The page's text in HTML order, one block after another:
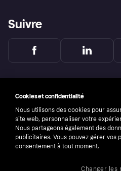
Suivre
Cookies et confidentialité
Nous utilisons des cookies pour
site web, personnaliser votre
Nous partageons également des
publicitaires. Vous pouvez gérer
consentement à tout moment.
Changer les